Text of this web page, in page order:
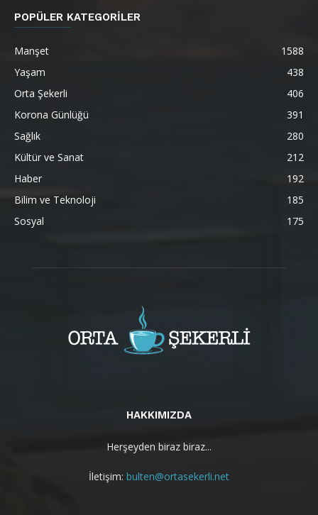
POPÜLER KATEGORİLER
Manşet
1588
Yaşam
438
Orta Şekerli
406
Korona Günlüğü
391
Sağlık
280
Kültür ve Sanat
212
Haber
192
Bilim ve Teknoloji
185
Sosyal
175
HAKKIMIZDA
Herşeyden biraz biraz...
İletişim: bulten@ortasekerli.net